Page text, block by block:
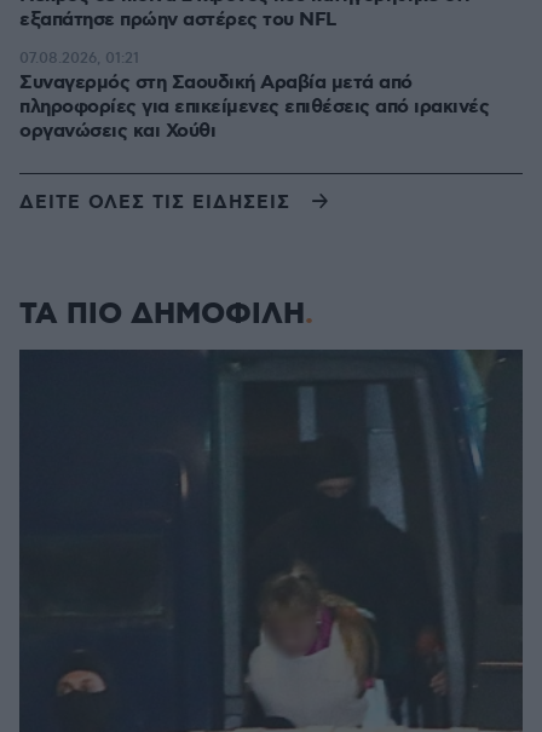
εξαπάτησε πρώην αστέρες του NFL
Συναγερμός στη Σαουδική Αραβία μετά από
πληροφορίες για επικείμενες επιθέσεις από ιρακινές
οργανώσεις και Χούθι
07.08.2026, 01:21
ΔΕΙΤΕ ΟΛΕΣ ΤΙΣ ΕΙΔΗΣΕΙΣ
ΤΑ ΠΙΟ ΔΗΜΟΦΙΛΗ